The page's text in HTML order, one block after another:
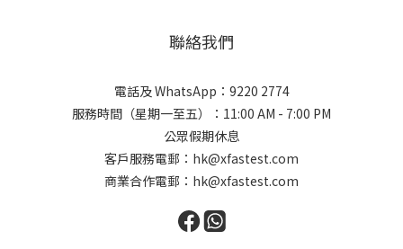
聯絡我們
電話及 WhatsApp：9220 2774
服務時間（星期一至五）：11:00 AM - 7:00 PM
公眾假期休息
客戶服務電郵：hk@xfastest.com
商業合作電郵：hk@xfastest.com